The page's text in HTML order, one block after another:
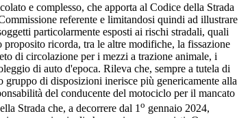
e complesso, che apporta al Codice della Strada
referente e limitandosi quindi ad illustrare
particolarmente esposti ai rischi stradali, quali
ricorda, tra le altre modifiche, la fissazione
di circolazione per i mezzi a trazione animale, i
di auto d'epoca. Rileva che, sempre a tutela di
di disposizioni inerisce più genericamente alla
del conducente del motociclo per il mancato
Strada che, a decorrere dal 1 o gennaio 2024,